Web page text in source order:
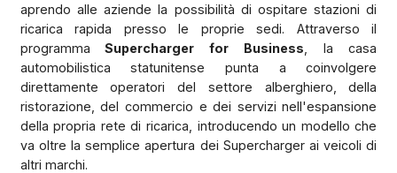
aprendo alle aziende la possibilità di ospitare stazioni di
ricarica rapida presso le proprie sedi. Attraverso il
programma Supercharger for Business , la casa
automobilistica statunitense punta a coinvolgere
direttamente operatori del settore alberghiero, della
ristorazione, del commercio e dei servizi nell'espansione
della propria rete di ricarica, introducendo un modello che
va oltre la semplice apertura dei Supercharger ai veicoli di
altri marchi.